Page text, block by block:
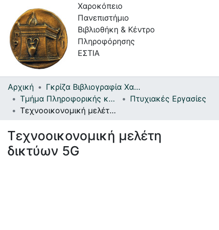
Χαροκόπειο
Πανεπιστήμιο
Βιβλιοθήκη & Κέντρο
Πληροφόρησης
ΕΣΤΙΑ
Συλλογές
Πλοήγηση στην Εστία
Στατιστικά
Πληροφορίες
Αρχική
Γκρίζα Βιβλιογραφία Χαροκοπείου Πανεπιστημίου
Τμήμα Πληροφορικής και Τηλεματικής
Πτυχιακές Εργασίες
Τεχνοοικονομική μελέτη δικτύων 5G
Τεχνοοικονομική μελέτη
δικτύων 5G